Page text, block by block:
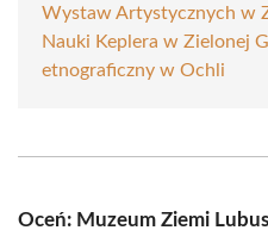
Wystaw Artystycznych w
Nauki Keplera w Zielonej
etnograficzny w Ochli
Oceń: Muzeum Ziemi